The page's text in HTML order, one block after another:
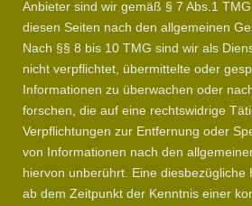
Anbieter sind wir gemäß § 7 Abs.1
diesen Seiten nach den allgemeinen
Nach §§ 8 bis 10 TMG sind wir als
nicht verpflichtet, übermittelte oder
Informationen zu überwachen oder
forschen, die auf eine rechtswidrige
Verpflichtungen zur Entfernung oder
von Informationen nach den
hiervon unberührt. Eine diesbezügliche
ab dem Zeitpunkt der Kenntnis einer